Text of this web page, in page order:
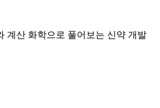
계산 화학으로 풀어보는 신약 개발